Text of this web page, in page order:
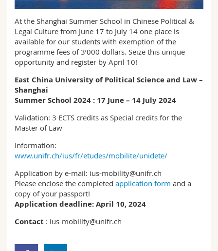
Sciences et médecine
Interfacultaire
Collaborateurs
Doctorants
Webmail
Programme des cours
MyUnifr
At the Shanghai Summer School in Chinese Political &
Legal Culture from June 17 to July 14 one place is
available for our students with exemption of the
programme fees of 3’000 dollars. Seize this unique
opportunity and register by April 10!
East China University of Political Science and Law –
Shanghai
Summer School 2024 : 17 June – 14 July 2024
Validation: 3 ECTS credits as Special credits for the
Master of Law
Information:
www.unifr.ch/ius/fr/etudes/mobilite/unidete/
Application by e-mail: ius-mobility@unifr.ch
Please enclose the completed application form and a
copy of your passport!
Application deadline: April 10, 2024
Contact : ius-mobility@unifr.ch